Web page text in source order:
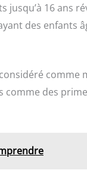
jusqu’à 16 ans
des enfants
comme
des